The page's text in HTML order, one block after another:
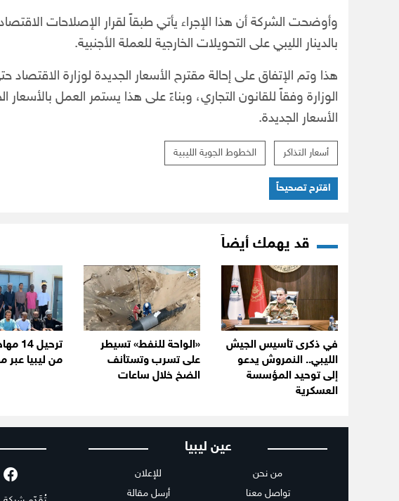
وأوضحت الشركة أن هذا الإجراء يأتي طبقاً لقرار الإصلاحات
بالدينار الليبي على التحويلات الخارجية للعملة الأجنبية.
هذا وتم الإتفاق على إحالة مقترح الأسعار الجديدة لوزارة
الوزارة وفقاً للقانون التجاري، وبناءً على هذا يستمر العمل بالأسعار
الأسعار الجديدة.
أسعار التذاكر الخطوط الجوية الليبية
اقترح تصحيحاً
قد يهمك أيضاً
في ذكرى تأسيس الجيش
الليبي.. النمروش يدعو
إلى توحيد المؤسسة
العسكرية
«الواحة للنفط» تسيطر
على تسرب وتستأنف
الضخ خلال ساعات
ترحيل
من ليبيا عبر
عين ليبيا
من نحن
تواصل معنا
للإعلان
أرسل مقالة